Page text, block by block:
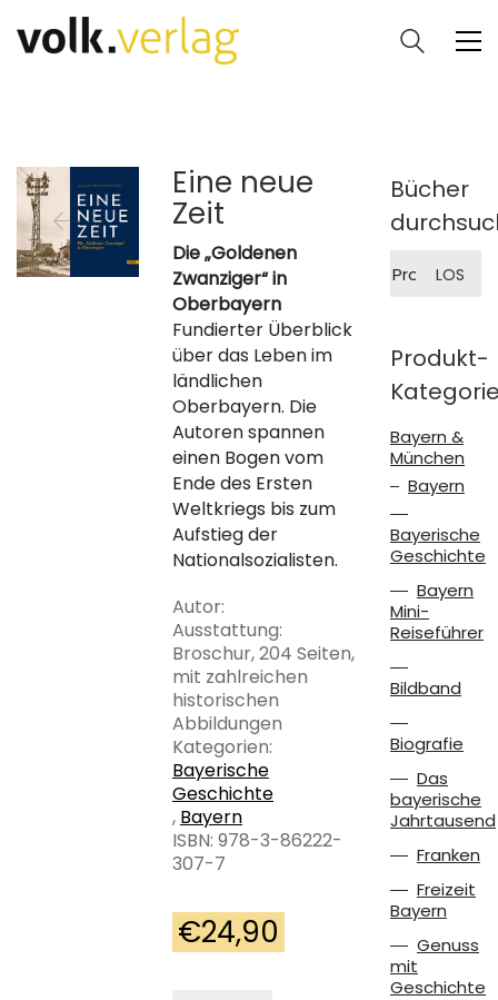
Eine neue
Zeit
Die „Goldenen
Zwanziger“ in
Oberbayern
Fundierter Überblick
über das Leben im
ländlichen
Oberbayern. Die
Autoren spannen
einen Bogen vom
Ende des Ersten
Weltkriegs bis zum
Aufstieg der
Nationalsozialisten.
Autor:
Ausstattung:
Broschur, 204 Seiten,
mit zahlreichen
historischen
Abbildungen
Kategorien:
Bayerische
Geschichte
, Bayern
ISBN: 978-3-86222-
307-7
€24,90
Bücher
nach:
LOS
Produkt-
Bayern &
München
Bayern
Bayerische
Geschichte
Bayern
Mini-
Reiseführer
Bildband
Biografie
Das
bayerische
Jahrtausend
Franken
Freizeit
Bayern
Genuss
mit
Geschichte